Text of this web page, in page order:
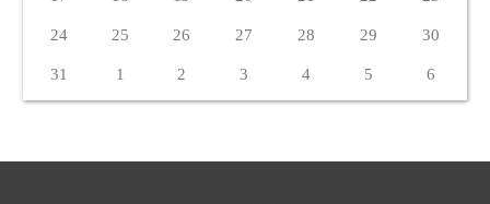
24 25 26 27 28 29 30
31 1 2 3 4 5 6